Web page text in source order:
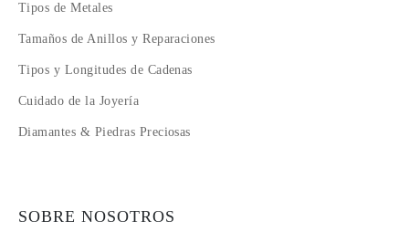
Tipos de Metales
Tamaños de Anillos y Reparaciones
Tipos y Longitudes de Cadenas
Cuidado de la Joyería
Diamantes & Piedras Preciosas
SOBRE NOSOTROS